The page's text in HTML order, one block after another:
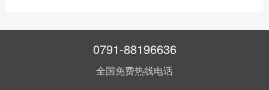
0791-88196636
全国免费热线电话